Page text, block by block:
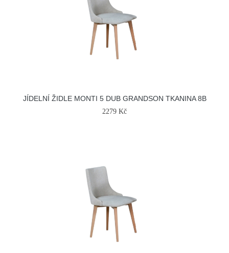
JÍDELNÍ ŽIDLE MONTI 5 DUB GRANDSON TKANINA 8B
2279 Kč